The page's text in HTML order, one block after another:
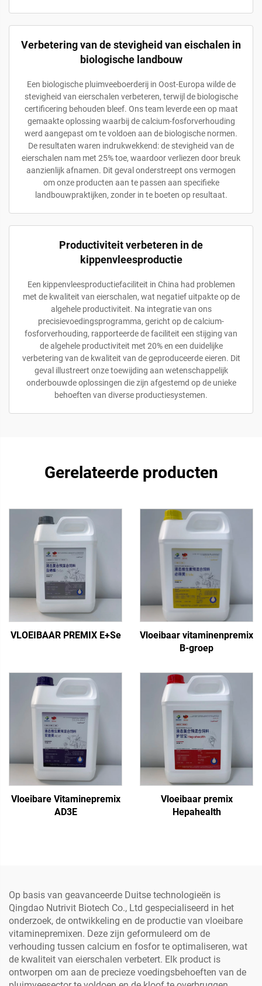
Verbetering van de stevigheid van eischalen in
biologische landbouw
Een biologische pluimveeboerderij in Oost-Europa wilde de
stevigheid van eierschalen verbeteren, terwijl de biologische
certificering behouden bleef. Ons team leverde een op maat
gemaakte oplossing waarbij de calcium-fosforverhouding
werd aangepast om te voldoen aan de biologische normen.
De resultaten waren indrukwekkend: de stevigheid van de
eierschalen nam met 25% toe, waardoor verliezen door breuk
aanzienlijk afnamen. Dit geval onderstreept ons vermogen
om onze producten aan te passen aan specifieke
landbouwpraktijken, zonder in te boeten op resultaat.
Productiviteit verbeteren in de
kippenvleesproductie
Een kippenvleesproductiefaciliteit in China had problemen
met de kwaliteit van eierschalen, wat negatief uitpakte op de
algehele productiviteit. Na integratie van ons
precisievoedingsprogramma, gericht op de calcium-
fosforverhouding, rapporteerde de faciliteit een stijging van
de algehele productiviteit met 20% en een duidelijke
verbetering van de kwaliteit van de geproduceerde eieren. Dit
geval illustreert onze toewijding aan wetenschappelijk
onderbouwde oplossingen die zijn afgestemd op de unieke
behoeften van diverse productiesystemen.
Gerelateerde producten
VLOEIBAAR PREMIX E+Se
Vloeibaar vitaminenpremix
B-groep
Vloeibare Vitaminepremix
AD3E
Vloeibaar premix
Hepahealth
Op basis van geavanceerde Duitse technologieën is
Qingdao Nutrivit Biotech Co., Ltd gespecialiseerd in het
onderzoek, de ontwikkeling en de productie van vloeibare
vitaminepremixen. Deze zijn geformuleerd om de
verhouding tussen calcium en fosfor te optimaliseren, wat
de kwaliteit van eierschalen verbetert. Elk product is
ontworpen om aan de precieze voedingsbehoeften van de